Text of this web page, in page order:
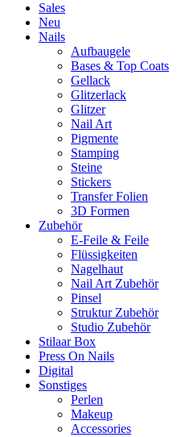
Sales
Neu
Nails
Aufbaugele
Bases & Top Coats
Gellack
Glitzerlack
Glitzer
Nail Art
Pigmente
Stamping
Steine
Stickers
Transfer Folien
3D Formen
Zubehör
E-Feile & Feile
Flüssigkeiten
Nagelhaut
Nail Art Zubehör
Pinsel
Struktur Zubehör
Studio Zubehör
Stilaar Box
Press On Nails
Digital
Sonstiges
Perlen
Makeup
Accessories